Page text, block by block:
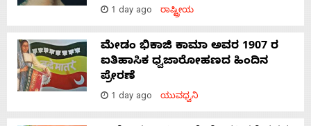
1 day ago ರಾಷ್ಟ್ರೀಯ
ಮೇಡಂ ಭಿಕಾಜಿ ಕಾಮಾ ಅವರ 1907 ರ
ಐತಿಹಾಸಿಕ ಧ್ವಜಾರೋಹಣದ ಹಿಂದಿನ
ಪ್ರೇರಣೆ
1 day ago ಯುವಧ್ವನಿ